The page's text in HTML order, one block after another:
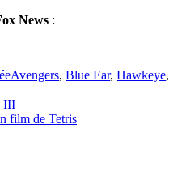
News :
Étiquettes
Avengers, Blue Ear, Hawkeye,
III
film de Tetris